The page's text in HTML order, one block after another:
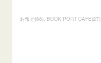
お報せ(66) BOOK PORT CAFE(27)